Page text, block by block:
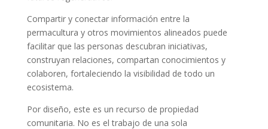
Compartir y conectar información entre la
permacultura y otros movimientos alineados puede
facilitar que las personas descubran iniciativas,
construyan relaciones, compartan conocimientos y
colaboren, fortaleciendo la visibilidad de todo un
ecosistema.
Por diseño, este es un recurso de propiedad
comunitaria. No es el trabajo de una sola